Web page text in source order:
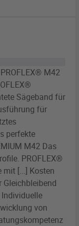
M42
Sägeband für
für
perfekte
M42 Das
PROFLEX®
[...] Kosten
Gleichbleibend
von